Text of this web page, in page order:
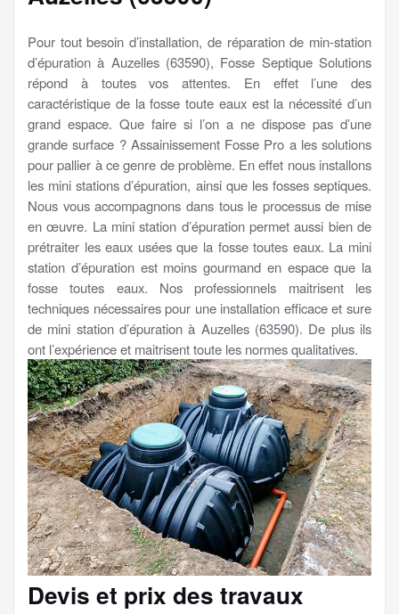
Pour tout besoin d’installation, de réparation de min-station
d’épuration à Auzelles (63590), Fosse Septique Solutions
répond à toutes vos attentes. En effet l’une des
caractéristique de la fosse toute eaux est la nécessité d’un
grand espace. Que faire si l’on a ne dispose pas d’une
grande surface ? Assainissement Fosse Pro a les solutions
pour pallier à ce genre de problème. En effet nous installons
les mini stations d’épuration, ainsi que les fosses septiques.
Nous vous accompagnons dans tous le processus de mise
en œuvre. La mini station d’épuration permet aussi bien de
prétraiter les eaux usées que la fosse toutes eaux. La mini
station d’épuration est moins gourmand en espace que la
fosse toutes eaux. Nos professionnels maitrisent les
techniques nécessaires pour une installation efficace et sure
de mini station d’épuration à Auzelles (63590). De plus ils
ont l’expérience et maitrisent toute les normes qualitatives.
Devis et prix des travaux